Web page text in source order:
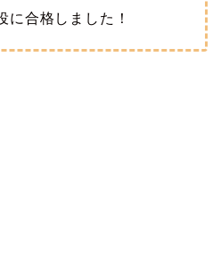
に合格しました！